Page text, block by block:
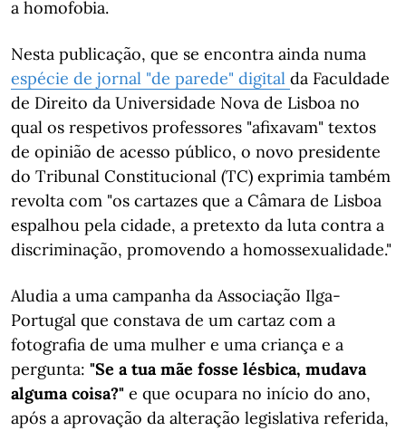
a homofobia.
Nesta publicação, que se encontra ainda numa
espécie de jornal "de parede" digital da Faculdade
de Direito da Universidade Nova de Lisboa no
qual os respetivos professores "afixavam" textos
de opinião de acesso público, o novo presidente
do Tribunal Constitucional (TC) exprimia também
revolta com "os cartazes que a Câmara de Lisboa
espalhou pela cidade, a pretexto da luta contra a
discriminação, promovendo a homossexualidade."
Aludia a uma campanha da Associação Ilga-
Portugal que constava de um cartaz com a
fotografia de uma mulher e uma criança e a
pergunta: "Se a tua mãe fosse lésbica, mudava
alguma coisa?" e que ocupara no início do ano,
após a aprovação da alteração legislativa referida,